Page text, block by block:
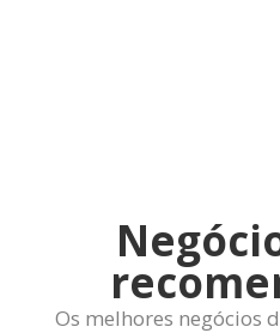
Os melhores negócios